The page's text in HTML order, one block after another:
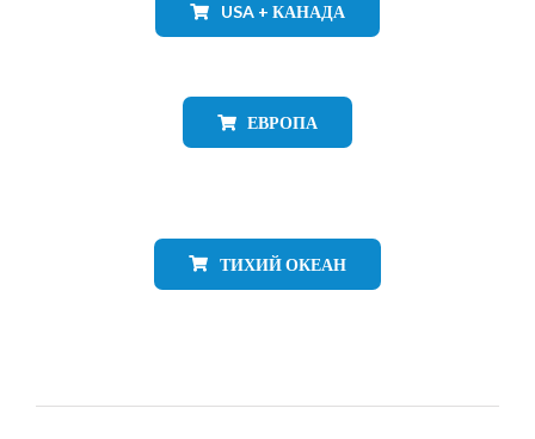
USA + КАНАДА
ЕВРОПА
ТИХИЙ ОКЕАН